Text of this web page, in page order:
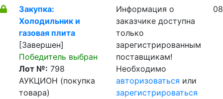
Закупка:
Холодильник и
газовая плита
[Завершен]
Победитель выбран
Лот №: 798
АУКЦИОН (покупка
товара)
Информация о
заказчике доступна
только
зарегистрированным
поставщикам!
Необходимо
авторизоваться или
зарегистрироваться